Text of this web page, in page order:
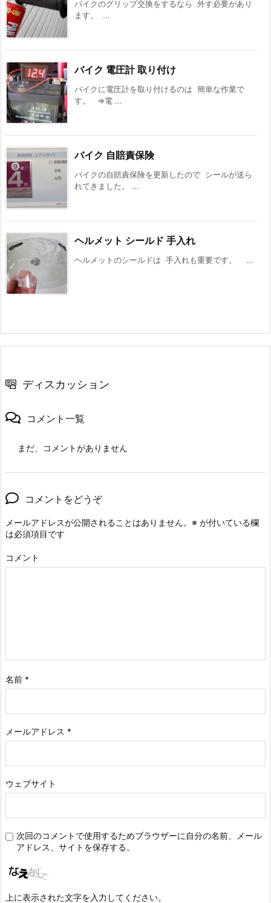
バイクのグリップ交換をするなら 外す必要があり
ます。 ...
バイク 電圧計 取り付け
バイクに電圧計を取り付けるのは 簡単な作業で
す。 ⇒電 ...
バイク 自賠責保険
バイクの自賠責保険を更新したので シールが送ら
れてきました。 ...
ヘルメット シールド 手入れ
ヘルメットのシールドは 手入れも重要です。 ...
ディスカッション
コメント一覧
まだ、コメントがありません
コメントをどうぞ
メールアドレスが公開されることはありません。 ※ が付いている欄
は必須項目です
コメント
名前 *
メールアドレス *
ウェブサイト
次回のコメントで使用するためブラウザーに自分の名前、メール
アドレス、サイトを保存する。
上に表示された文字を入力してください。